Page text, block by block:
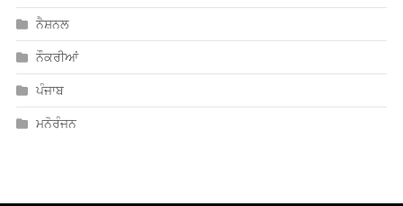
ਨੈਸ਼ਨਲ
ਨੌਕਰੀਆਂ
ਪੰਜਾਬ
ਮਨੋਰੰਜਨ